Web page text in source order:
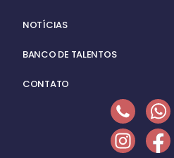
NOTÍCIAS
BANCO DE TALENTOS
CONTATO